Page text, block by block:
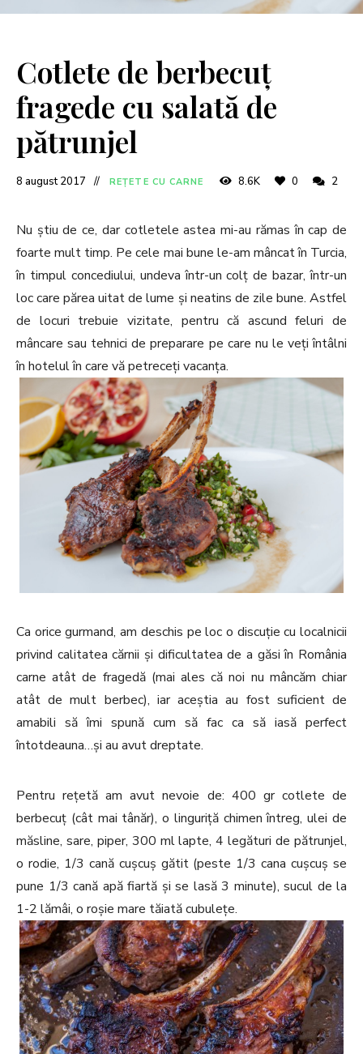
Cotlete de berbecuț
fragede cu salată de
pătrunjel
8 august 2017 REȚETE CU CARNE 8.6K 0 2
Nu știu de ce, dar cotletele astea mi-au rămas în cap de
foarte mult timp. Pe cele mai bune le-am mâncat în Turcia,
în timpul concediului, undeva într-un colț de bazar, într-un
loc care părea uitat de lume și neatins de zile bune. Astfel
de locuri trebuie vizitate, pentru că ascund feluri de
mâncare sau tehnici de preparare pe care nu le veți întâlni
în hotelul în care vă petreceți vacanța.
Ca orice gurmand, am deschis pe loc o discuție cu localnicii
privind calitatea cărnii și dificultatea de a găsi în România
carne atât de fragedă (mai ales că noi nu mâncăm chiar
atât de mult berbec), iar aceștia au fost suficient de
amabili să îmi spună cum să fac ca să iasă perfect
întotdeauna…și au avut dreptate.
Pentru rețetă am avut nevoie de: 400 gr cotlete de
berbecuț (cât mai tânăr), o linguriță chimen întreg, ulei de
măsline, sare, piper, 300 ml lapte, 4 legături de pătrunjel,
o rodie, 1/3 cană cușcuș gătit (peste 1/3 cana cușcuș se
pune 1/3 cană apă fiartă și se lasă 3 minute), sucul de la
1-2 lămâi, o roșie mare tăiată cubulețe.